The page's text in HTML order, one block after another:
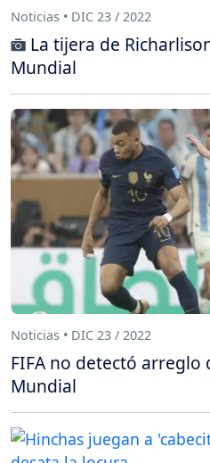
Noticias • DIC 23 / 2022
La tijera de
Mundial
Noticias • DIC 23 / 2022
FIFA no detectó
Mundial